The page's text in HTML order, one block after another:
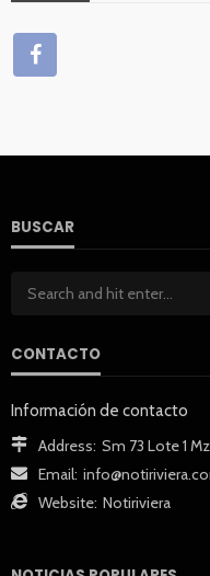
BUSCAR
CONTACTO
Información de contacto
Address: Sm 73 Lote 1
Email:
Website: Notiriviera